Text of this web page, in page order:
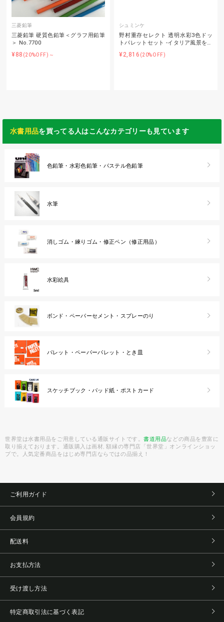
三菱鉛筆
三菱鉛筆 硬質色鉛筆＜グラフ用鉛筆
＞ No.7700
¥88 (20%OFF)～
シュミンケ
野村重存セレクト 透明水彩3色ドッ
トパレットセット -イタリア風景を…
¥2,816 (20%OFF)
水書用品を買ってる人はこんなカテゴリーも見ています
色鉛筆・水彩色鉛筆・パステル色鉛筆
水筆
消しゴム・練りゴム・修正ペン（修正用品）
水彩絵具
ボンド・ペーパーセメント・スプレーのり
パレット・ペーパーパレット・とき皿
スケッチブック・パッド紙・ポストカード
世界堂は水書用品をご用意している通販サイトです。書道用品などの商品を豊富に
取り揃えております。通販購入は画材, 額縁の専門店「世界堂」オンラインショッ
プで。人気定番商品をはじめ専門店ならではの品揃え！
ご利用ガイド
会員規約
配送料
お支払方法
受け渡し方法
特定商取引法に基づく表記